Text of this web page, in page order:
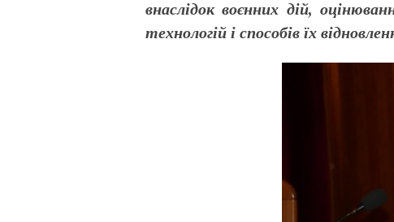
внаслідок воєнних дій,
технологій і способів їх